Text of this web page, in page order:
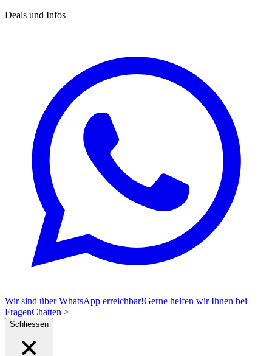
Deals und Infos
Wir sind über WhatsApp erreichbar!Gerne helfen wir Ihnen bei
FragenChatten >
Schliessen